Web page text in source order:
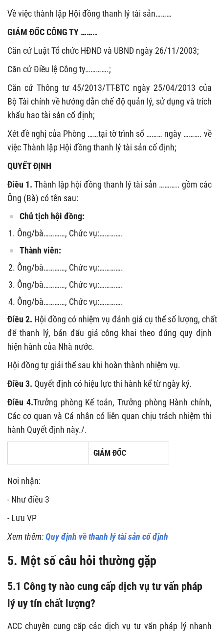
Về việc thành lập Hội đồng thanh lý tài sản………
GIÁM ĐỐC CÔNG TY ……..
Căn cứ Luật Tổ chức HĐND và UBND ngày 26/11/2003;
Căn cứ Điều lệ Công ty………….;
Căn cứ Thông tư 45/2013/TT-BTC ngày 25/04/2013 của
Bộ Tài chính về hướng dẫn chế độ quản lý, sử dụng và trích
khấu hao tài sản cố định;
Xét đề nghị của Phòng ……tại tờ trình số ……… ngày ………. về
việc Thành lập Hội đồng thanh lý tài sản cố định;
QUYẾT ĐỊNH
Điều 1. Thành lập hội đồng thanh lý tài sản ……….. gồm các
Ông (Bà) có tên sau:
Chủ tịch hội đồng:
Ông/bà…………, Chức vụ:………….
Thành viên:
Ông/bà…………, Chức vụ:………….
Ông/bà…………, Chức vụ:………….
Ông/bà…………, Chức vụ:………….
Điều 2. Hội đồng có nhiệm vụ đánh giá cụ thể số lượng,
để thanh lý, bán đấu giá công khai theo đúng quy định
hiện hành của Nhà nước.
Hội đồng tự giải thể sau khi hoàn thành nhiệm vụ.
Điều 3. Quyết định có hiệu lực thi hành kể từ ngày ký.
Điều 4.Trưởng phòng Kế toán, Trưởng phòng Hành chính,
Các cơ quan và Cá nhân có liên quan chịu trách nhiệm thi
hành Quyết định này./.
GIÁM ĐỐC
Nơi nhận:
- Như điều 3
- Lưu VP
Xem thêm:Quy định về thanh lý tài sản cố định
5. Một số câu hỏi thường gặp
5.1 Công ty nào cung cấp dịch vụ tư vấn pháp
lý uy tín chất lượng?
ACC chuyên cung cấp các dịch vụ tư vấn pháp lý nhanh